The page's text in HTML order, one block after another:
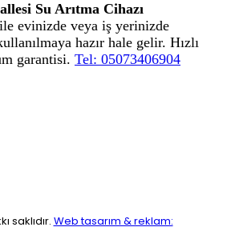
Su Arıtma Cihazı
evinizde veya iş yerinizde
hazır hale gelir. Hızlı
garantisi. Tel: 05073406904
saklıdır. Web tasarım & reklam: